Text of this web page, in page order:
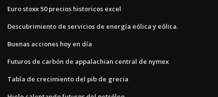
Euro stoxx 50 precios historicos excel
Descubrimiento de servicios de energía eólica y eólica.
Buenas acciones hoy en día
Futuros de carbón de appalachian central de nymex
Tabla de crecimiento del pib de grecia